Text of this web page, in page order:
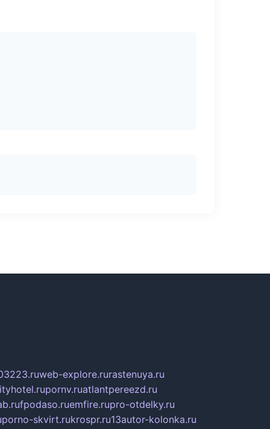
web-explore.rurastenuya.ru
pornv.ruatlantpereezd.ru
fpodaso.ruemfire.rupro-otdelky.ru
porno-skvirt.rukrospr.ru13autor-kolonka.ru